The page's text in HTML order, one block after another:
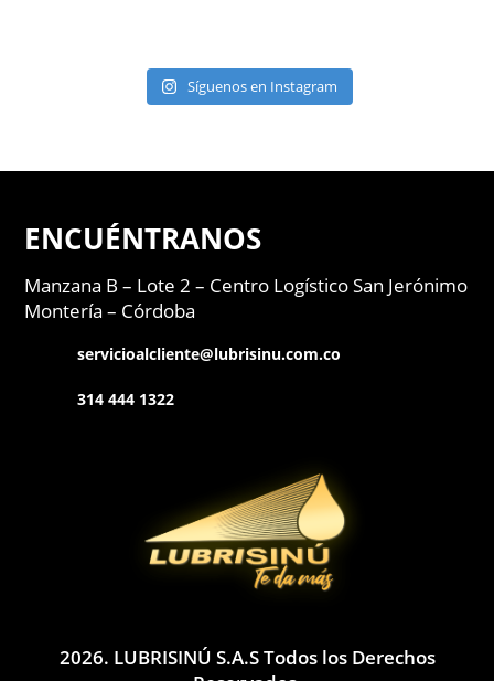
Síguenos en Instagram
ENCUÉNTRANOS
Manzana B – Lote 2 – Centro Logístico San Jerónimo
Montería – Córdoba
servicioalcliente@lubrisinu.com.co
314 444 1322
2026. LUBRISINÚ S.A.S Todos los Derechos